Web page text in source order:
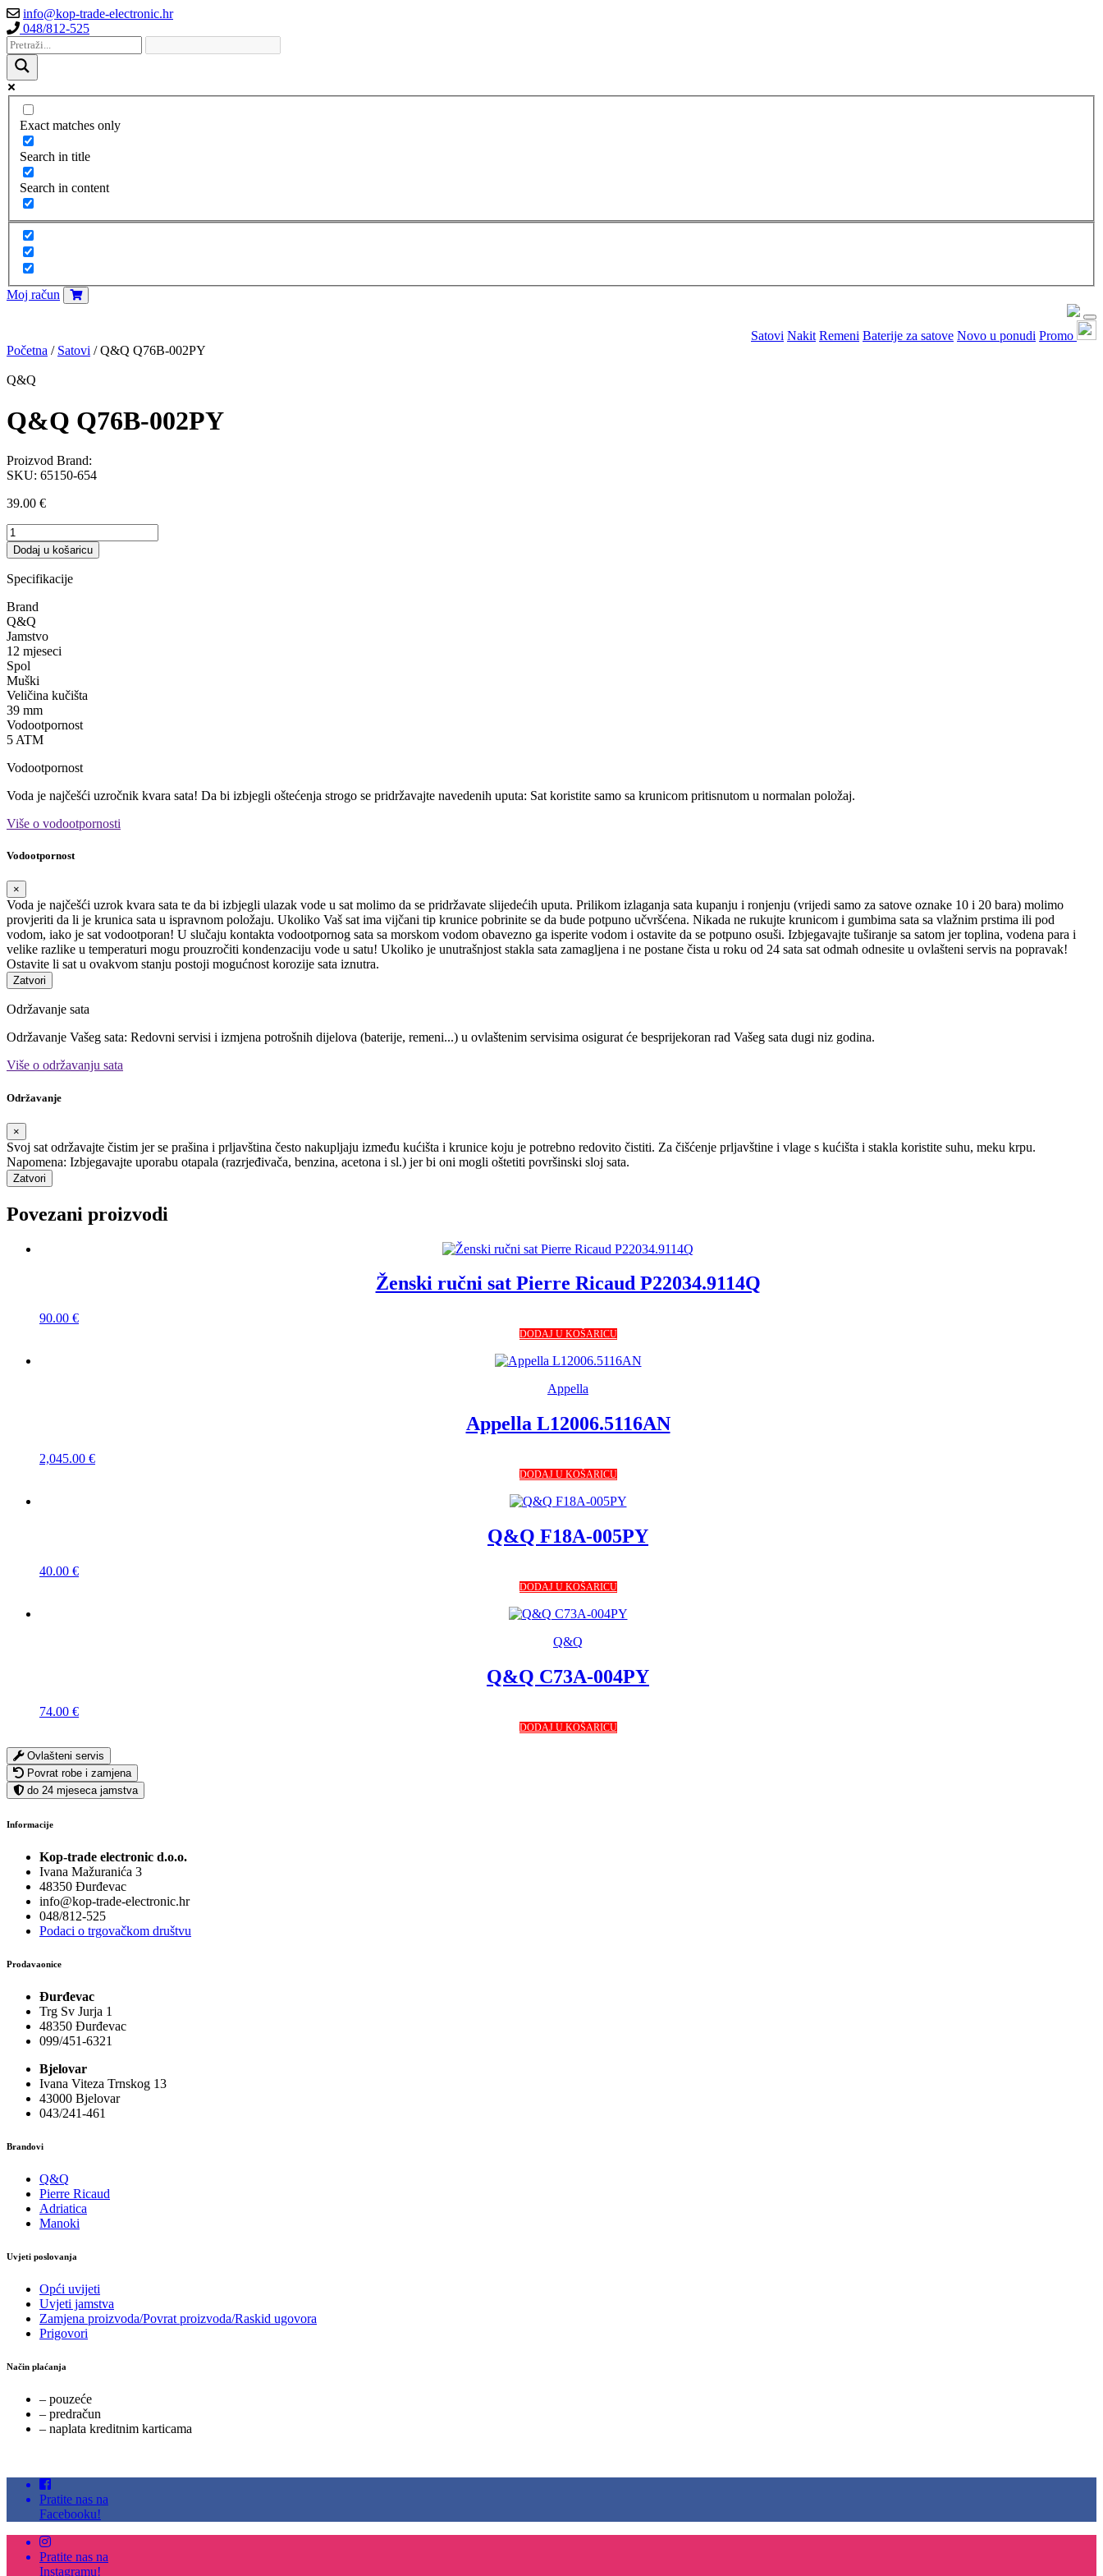
info@kop-trade-electronic.hr
048/812-525
Exact matches only
Search in title
Search in content
Moj račun
Satovi Nakit Remeni Baterije za satove Novo u ponudi Promo
Početna / Satovi / Q&Q Q76B-002PY
Q&Q
Q&Q Q76B-002PY
SKU: 65150-654
Proizvod Brand:
39.00 €
Q&Q
Q76B-
002PY
količina
Dodaj u košaricu
Specifikacije
Brand
Q&Q
Jamstvo
12 mjeseci
Spol
Muški
Veličina kučišta
39 mm
Vodootpornost
5 ATM
Vodootpornost
Voda je najčešći uzročnik kvara sata! Da bi izbjegli oštećenja strogo se pridržavajte navedenih uputa: Sat koristite samo sa krunicom pritisnutom u normalan položaj.
Više o vodootpornosti
Vodootpornost
×
Voda je najčešći uzrok kvara sata te da bi izbjegli ulazak vode u sat molimo da se pridržavate slijedećih uputa. Prilikom izlaganja sata kupanju i ronjenju (vrijedi samo za satove oznake 10 i 20 bara) molimo
provjeriti da li je krunica sata u ispravnom položaju. Ukoliko Vaš sat ima vijčani tip krunice pobrinite se da bude potpuno učvršćena. Nikada ne rukujte krunicom i gumbima sata sa vlažnim prstima ili pod
vodom, iako je sat vodootporan! U slučaju kontakta vodootpornog sata sa morskom vodom obavezno ga isperite vodom i ostavite da se potpuno osuši. Izbjegavajte tuširanje sa satom jer toplina, vodena para i
velike razlike u temperaturi mogu prouzročiti kondenzaciju vode u satu! Ukoliko je unutrašnjost stakla sata zamagljena i ne postane čista u roku od 24 sata sat odmah odnesite u ovlašteni servis na popravak!
Ostavite li sat u ovakvom stanju postoji mogućnost korozije sata iznutra.
Zatvori
Održavanje sata
Održavanje Vašeg sata: Redovni servisi i izmjena potrošnih dijelova (baterije, remeni...) u ovlaštenim servisima osigurat će besprijekoran rad Vašeg sata dugi niz godina.
Više o održavanju sata
Održavanje
×
Svoj sat održavajte čistim jer se prašina i prljavština često nakupljaju između kućišta i krunice koju je potrebno redovito čistiti. Za čišćenje prljavštine i vlage s kućišta i stakla koristite suhu, meku krpu.
Napomena: Izbjegavajte uporabu otapala (razrjeđivača, benzina, acetona i sl.) jer bi oni mogli oštetiti površinski sloj sata.
Zatvori
Povezani proizvodi
Ženski ručni sat Pierre Ricaud P22034.9114Q
90.00 €
DODAJ U KOŠARICU
Appella
Appella L12006.5116AN
2,045.00 €
DODAJ U KOŠARICU
Q&Q F18A-005PY
40.00 €
DODAJ U KOŠARICU
Q&Q
Q&Q C73A-004PY
74.00 €
DODAJ U KOŠARICU
Ovlašteni servis
Povrat robe i zamjena
do 24 mjeseca jamstva
Informacije
Kop-trade electronic d.o.o.
Ivana Mažuranića 3
48350 Đurđevac
info@kop-trade-electronic.hr
048/812-525
Podaci o trgovačkom društvu
Prodavaonice
Đurđevac
Trg Sv Jurja 1
48350 Đurđevac
099/451-6321
Bjelovar
Ivana Viteza Trnskog 13
43000 Bjelovar
043/241-461
Brandovi
Q&Q
Pierre Ricaud
Adriatica
Manoki
Uvjeti poslovanja
Opći uvijeti
Uvjeti jamstva
Zamjena proizvoda/Povrat proizvoda/Raskid ugovora
Prigovori
Način plaćanja
– pouzeće
– predračun
– naplata kreditnim karticama
Pratite nas na
Facebooku!
Pratite nas na
Instagramu!